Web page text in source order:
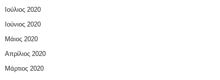
Ιούλιος 2020
Ιούνιος 2020
Μάιος 2020
Απρίλιος 2020
Μάρτιος 2020